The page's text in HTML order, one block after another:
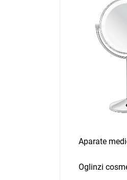
Aparate
Oglinzi